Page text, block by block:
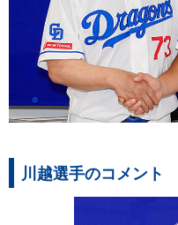
川越選手のコメント